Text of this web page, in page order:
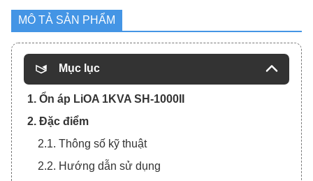
MÔ TẢ SẢN PHẨM
Mục lục
1. Ổn áp LiOA 1KVA SH-1000II
2. Đặc điểm
2.1. Thông số kỹ thuật
2.2. Hướng dẫn sử dụng